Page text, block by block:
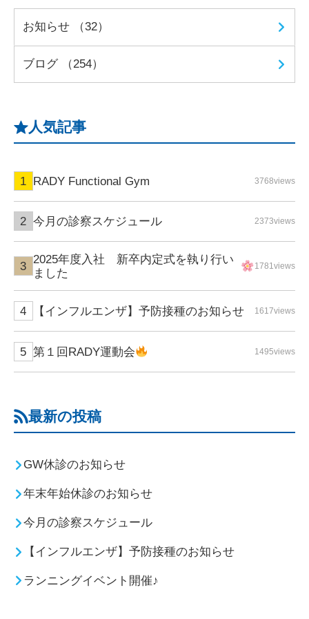
お知らせ （32）
ブログ （254）
人気記事
RADY Functional Gym 3768views
今月の診察スケジュール 2373views
2025年度入社 新卒内定式を執り行い
ました
1781views
【インフルエンザ】予防接種のお知らせ 1617views
第１回RADY運動会 1495views
最新の投稿
GW休診のお知らせ
年末年始休診のお知らせ
今月の診察スケジュール
【インフルエンザ】予防接種のお知らせ
ランニングイベント開催♪